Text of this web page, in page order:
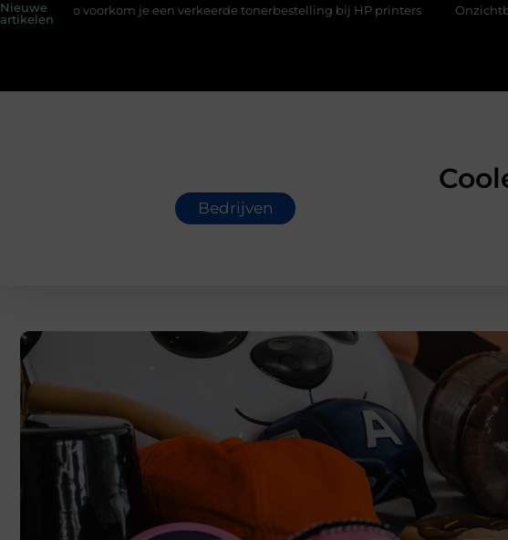
Nieuwe
artikelen
een verkeerde tonerbestelling bij HP printers Onzichtbare sokken met
Bedrijven